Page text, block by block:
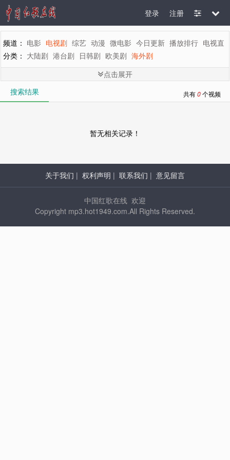
注册
登录
频道： 电影 电视剧 综艺 动漫 微电影 今日更新 播放排行 电视直
分类： 大陆剧 港台剧 日韩剧 欧美剧 海外剧
剧情： 全部 言情 都市 家庭 生活 偶像 喜剧 历史 古装 武侠 刑
地区： 全部 内地 香港 台湾 韩国 泰国 日本 美国 英国 新加坡
年代： 全部 2009 2008 2007
点击展开
搜索结果
共有0个视频
暂无相关记录！
关于我们 | 权利声明 | 联系我们 | 意见留言
中国红歌在线 欢迎
Copyright mp3.hot1949.com.All Rights Reserved.